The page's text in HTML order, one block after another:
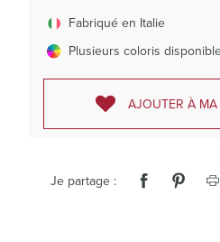
Fabriqué en Italie
Plusieurs coloris
AJOUTER À MA
Je partage :